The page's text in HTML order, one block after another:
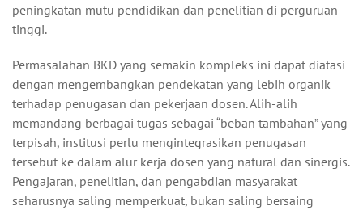
peningkatan mutu pendidikan dan penelitian di perguruan
tinggi.
Permasalahan BKD yang semakin kompleks ini dapat diatasi
dengan mengembangkan pendekatan yang lebih organik
terhadap penugasan dan pekerjaan dosen. Alih-alih
memandang berbagai tugas sebagai “beban tambahan” yang
terpisah, institusi perlu mengintegrasikan penugasan
tersebut ke dalam alur kerja dosen yang natural dan sinergis.
Pengajaran, penelitian, dan pengabdian masyarakat
seharusnya saling memperkuat, bukan saling bersaing